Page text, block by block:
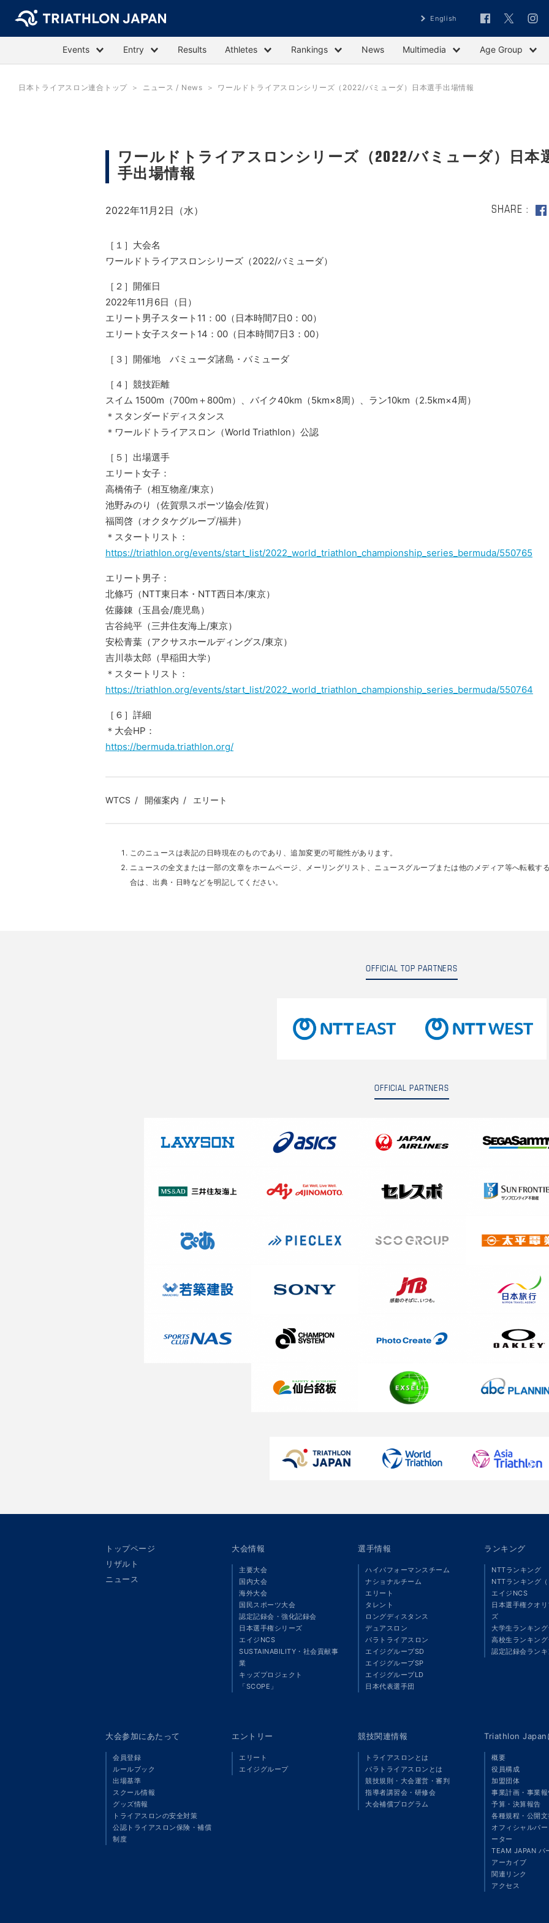
English
Events Entry Results Athletes Rankings News Multimedia Age Group
日本トライアスロン連合トップ ニュース / News ワールドトライアスロンシリーズ（2022/バミューダ）日本選手出場情報
ワールドトライアスロンシリーズ（2022/バミューダ）日本
手出場情報
2022年11月2日（水） SHARE
［１］大会名
ワールドトライアスロンシリーズ（2022/バミューダ）
［２］開催日
2022年11月6日（日）
エリート男子スタート11：00（日本時間7日0：00）
エリート女子スタート14：00（日本時間7日3：00）
［３］開催地 バミューダ諸島・バミューダ
［４］競技距離
スイム 1500m（700m＋800m）、バイク40km（5km×8周）、ラン10km（2.5km×4周）
＊スタンダードディスタンス
＊ワールドトライアスロン（World Triathlon）公認
［５］出場選手
エリート女子：
高橋侑子（相互物産/東京）
池野みのり（佐賀県スポーツ協会/佐賀）
福岡啓（オクタケグループ/福井）
＊スタートリスト：
https://triathlon.org/events/start_list/2022_world_triathlon_championship_series_bermuda/550765
エリート男子：
北條巧（NTT東日本・NTT西日本/東京）
佐藤錬（玉昌会/鹿児島）
古谷純平（三井住友海上/東京）
安松青葉（アクサスホールディングス/東京）
吉川恭太郎（早稲田大学）
＊スタートリスト：
https://triathlon.org/events/start_list/2022_world_triathlon_championship_series_bermuda/550764
［６］詳細
＊大会HP：
https://bermuda.triathlon.org/
WTCS 開催案内 エリート
このニュースは表記の日時現在のものであり、追加変更の可能性があります。
ニュースの全文または一部の文章をホームページ、メーリングリスト、ニュースグループまたは他のメディア等へ転載す
合は、出典・日時などを明記してください。
OFFICIAL TOP PARTNERS
OFFICIAL PARTNERS
トップページ
リザルト
ニュース
大会情報
主要大会
国内大会
海外大会
国民スポーツ大会
認定記録会・強化記録会
日本選手権シリーズ
エイジNCS
SUSTAINABILITY・社会貢献事
業
キッズプロジェクト
「SCOPE」
選手情報
ハイパフォーマンスチーム
ナショナルチーム
エリート
タレント
ロングディスタンス
デュアスロン
パラトライアスロン
エイジグループSD
エイジグループSP
エイジグループLD
日本代表選手団
ランキング
NTTランキング
NTTランキング
エイジNCS
日本選手権クオ
ズ
大学生ランキン
高校生ランキン
認定記録会ラン
大会参加にあたって
会員登録
ルールブック
出場基準
スクール情報
グッズ情報
トライアスロンの安全対策
公認トライアスロン保険・補償
制度
エントリー
エリート
エイジグループ
競技関連情報
トライアスロンとは
パラトライアスロンとは
競技規則・大会運営・審判
指導者講習会・研修会
大会補償プログラム
Triathlon Japan
概要
役員構成
加盟団体
事業計画・事業
予算・決算報告
各種規程・公開
オフィシャルパ
ーター
TEAM JAPAN パ
アーカイブ
関連リンク
アクセス